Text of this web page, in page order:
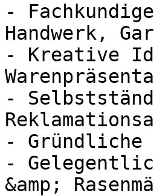
-
Handwerk,
- Kreative
-
- Gründliche
-
&amp;